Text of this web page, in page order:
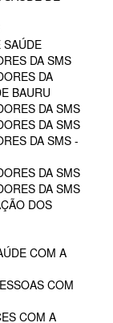
SAÚDE
DA SMS
DA
BAURU
DA SMS
DA SMS
DA SMS -
DA SMS
DA SMS
DOS
COM A
COM
COM A